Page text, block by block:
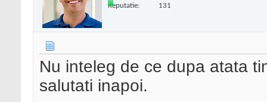
Reputatie: 131
Nu inteleg de ce dupa atata
salutati inapoi.